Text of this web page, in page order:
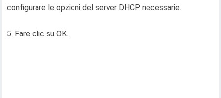
configurare le opzioni del server DHCP necessarie.
5. Fare clic su OK.